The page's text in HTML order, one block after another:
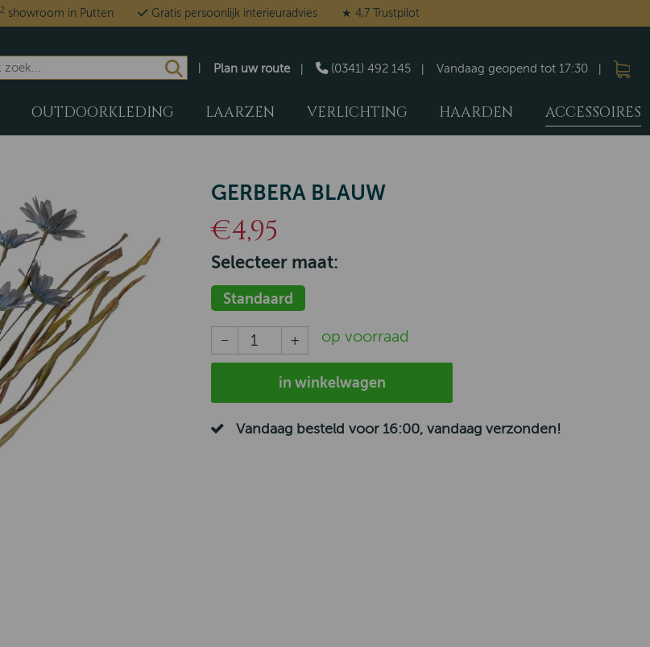
2 showroom in Putten Gratis persoonlijk interieuradvies ★ 4,7 Trustpilot
Vandaag geopend tot 17:30
(0341) 492 145
Plan uw route
OUTDOORKLEDING LAARZEN VERLICHTING HAARDEN ACCESSOIRES
GERBERA BLAUW
€4,95
Selecteer maat:
Standaard
op voorraad
in winkelwagen
Vandaag besteld voor 16:00, vandaag verzonden!